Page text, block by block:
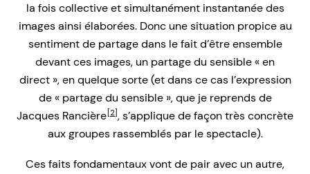
la fois collective et simultanément instantanée des
images ainsi élaborées. Donc une situation propice au
sentiment de partage dans le fait d’être ensemble
devant ces images, un partage du sensible « en
direct », en quelque sorte (et dans ce cas l’expression
de « partage du sensible », que je reprends de
Jacques Rancière[2], s’applique de façon très concrète
aux groupes rassemblés par le spectacle).
Ces faits fondamentaux vont de pair avec un autre,